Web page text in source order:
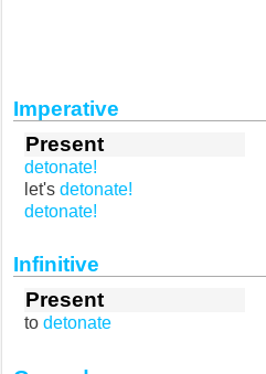
Imperative
Present
detonate!
let's detonate!
detonate!
Infinitive
Present
to detonate